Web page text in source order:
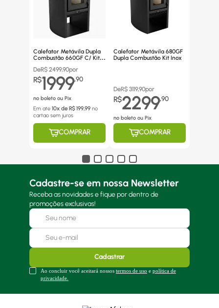
Calefator Metávila Dupla
Combustão 660GF C/ Kit
DeR$ 2499,90por
R$1999,90
no boleto ou Pix
Em ate 10x de R$ 199,99 no
cartao sem juros
COMPRAR
Calefator Metávila 680GF
Dupla Combustão Kit Inox
DeR$ 3119,90por
R$2299,90
no boleto ou Pix
COMPRAR
Cadastre-se em nossa Newsletter
Receba as novidades e fique por dentro de
promoções exclusivas!
Cadastrar
Ao concluir você aceitará nossos termos de uso e política de
privacidade.